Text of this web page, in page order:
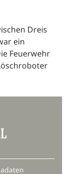
Dreis
ein
Feuerwehr